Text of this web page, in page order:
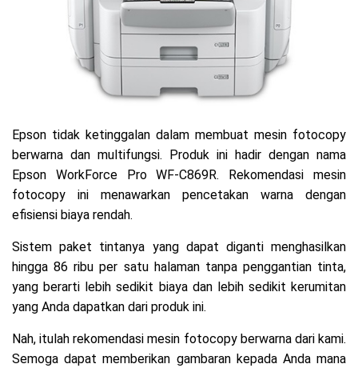
Epson tidak ketinggalan dalam membuat mesin fotocopy
berwarna dan multifungsi. Produk ini hadir dengan nama
Epson WorkForce Pro WF-C869R. Rekomendasi mesin
fotocopy ini menawarkan pencetakan warna dengan
efisiensi biaya rendah.
Sistem paket tintanya yang dapat diganti menghasilkan
hingga 86 ribu per satu halaman tanpa penggantian tinta,
yang berarti lebih sedikit biaya dan lebih sedikit kerumitan
yang Anda dapatkan dari produk ini.
Nah, itulah rekomendasi mesin fotocopy berwarna dari kami.
Semoga dapat memberikan gambaran kepada Anda mana